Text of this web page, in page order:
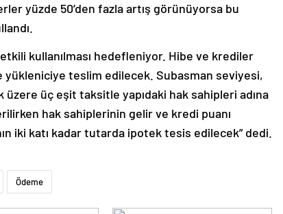
yüzde 50’den fazla artış görünüyorsa bu
kullanılması hedefleniyor. Hibe ve krediler
yükleniciye teslim edilecek. Subasman seviyesi,
üç eşit taksitle yapıdaki hak sahipleri adına
hak sahiplerinin gelir ve kredi puanı
iki katı kadar tutarda ipotek tesis edilecek” dedi.
Ödeme